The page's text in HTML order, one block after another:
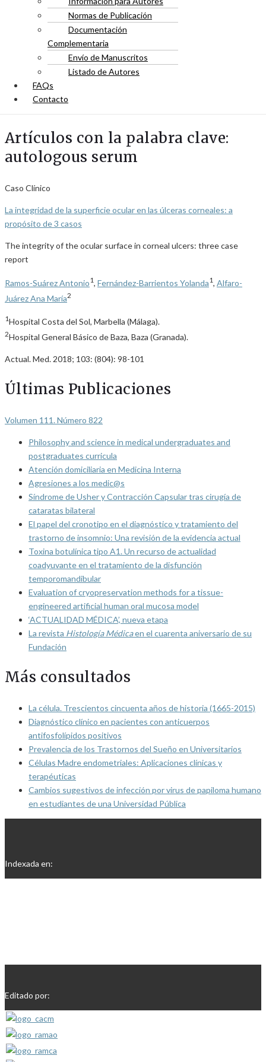
Normas de Publicación
Documentación
Complementaria
Envío de Manuscritos
Listado de Autores
FAQs
Contacto
Artículos con la palabra clave:
autologous serum
Caso Clínico
La integridad de la superficie ocular en las úlceras corneales: a
propósito de 3 casos
The integrity of the ocular surface in corneal ulcers: three case
report
Ramos-Suárez Antonio1, Fernández-Barrientos Yolanda1, Alfaro-
Juárez Ana María2
1Hospital Costa del Sol, Marbella (Málaga).
2Hospital General Básico de Baza, Baza (Granada).
Actual. Med. 2018; 103: (804): 98-101
Últimas Publicaciones
Volumen 111. Número 822
Philosophy and science in medical undergraduates and
postgraduates curricula
Atención domiciliaria en Medicina Interna
Agresiones a los medic@s
Síndrome de Usher y Contracción Capsular tras cirugía de
cataratas bilateral
El papel del cronotipo en el diagnóstico y tratamiento del
trastorno de insomnio: Una revisión de la evidencia actual
Toxina botulínica tipo A1. Un recurso de actualidad
coadyuvante en el tratamiento de la disfunción
temporomandibular
Evaluation of cryopreservation methods for a tissue-
engineered artificial human oral mucosa model
‘ACTUALIDAD MÉDICA’, nueva etapa
La revista Histología Médicaen el cuarenta aniversario de su
Fundación
Más consultados
La célula. Trescientos cincuenta años de historia (1665-2015)
Diagnóstico clínico en pacientes con anticuerpos
antifosfolípidos positivos
Prevalencia de los Trastornos del Sueño en Universitarios
Células Madre endometriales: Aplicaciones clínicas y
terapéuticas
Cambios sugestivos de infección por virus de papiloma humano
en estudiantes de una Universidad Pública
Indexada en:
Editado por: